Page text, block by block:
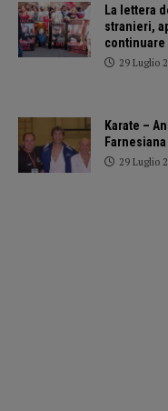
La lettera
stranieri,
continuare
29 Luglio
Karate –
29 Luglio